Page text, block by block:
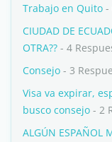
Trabajo en Quito -
CIUDAD DE
OTRA?? - 4
Consejo - 3
Visa va expirar,
busco consejo - 2
ALGÚN ESPAÑOL